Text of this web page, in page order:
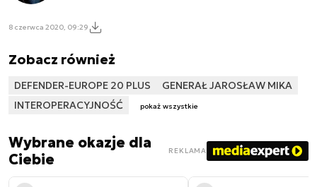
8 czerwca 2020, 09:29
Zobacz również
DEFENDER-EUROPE 20 PLUS
GENERAŁ JAROSŁAW MIKA
INTEROPERACYJNOŚĆ
pokaż wszystkie
Wybrane okazje dla
Ciebie
REKLAMA